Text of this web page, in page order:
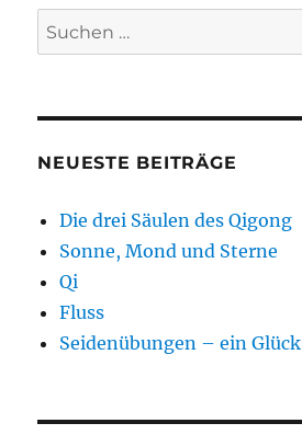
Suchen
nach:
NEUESTE BEITRÄGE
Die drei Säulen des Qigong
Sonne, Mond und Sterne
Qi
Fluss
Seidenübungen – ein Glück